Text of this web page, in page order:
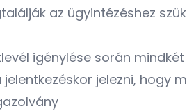
az ügyintézéshez
igénylése során
jelezni, hogy